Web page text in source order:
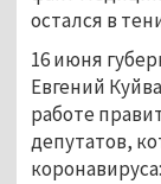
остался в
16 июня
Евгений
работе
депутатов,
коронавируса: